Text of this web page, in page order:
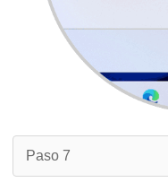
Paso 7